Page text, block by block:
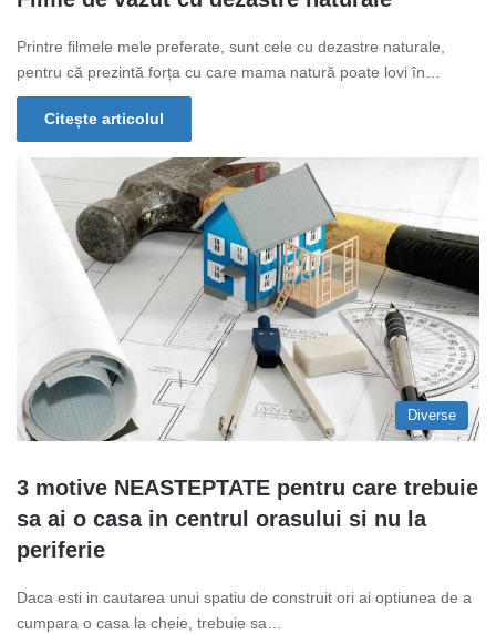
Printre filmele mele preferate, sunt cele cu dezastre naturale,
pentru că prezintă forța cu care mama natură poate lovi în…
Citește articolul
Diverse
3 motive NEASTEPTATE pentru care trebuie
sa ai o casa in centrul orasului si nu la
periferie
Daca esti in cautarea unui spatiu de construit ori ai optiunea de a
cumpara o casa la cheie, trebuie sa…